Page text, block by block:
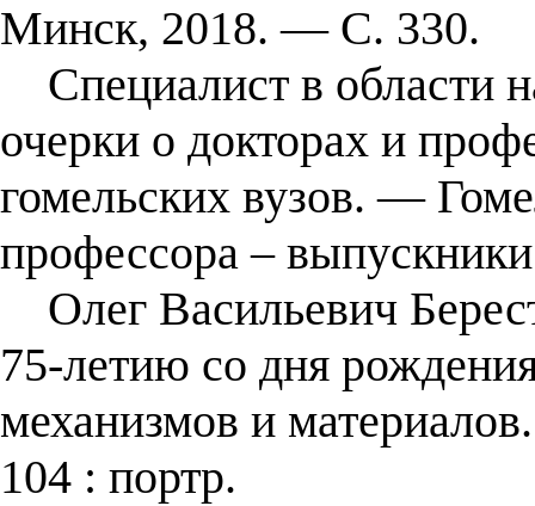
Минск, 2018. — С. 330.
Специалист в области
очерки о докторах и
гомельских вузов. —
профессора –
Олег Васильевич
75-летию со дня
механизмов и
104 : портр.